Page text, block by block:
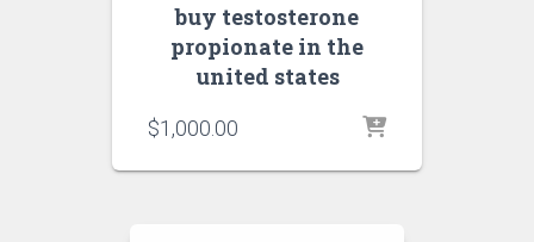
buy testosterone
propionate in the
united states
$1,000.00